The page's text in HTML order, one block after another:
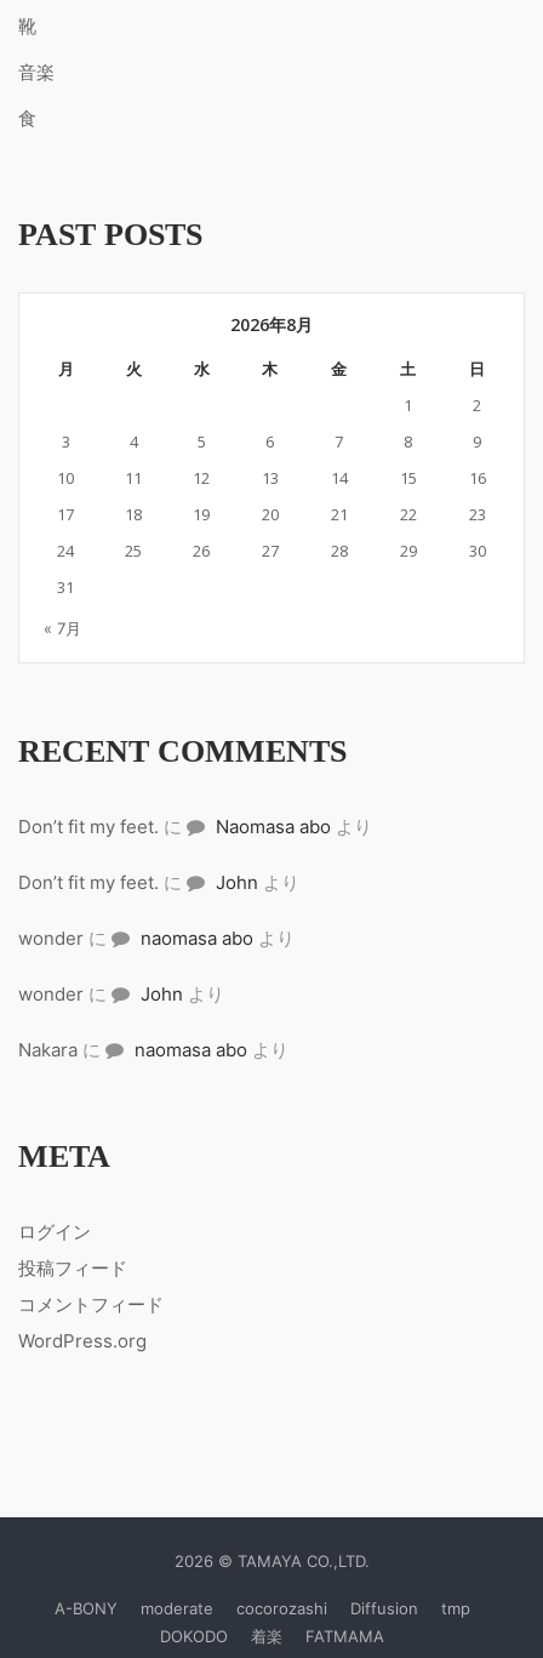
靴
音楽
食
PAST POSTS
2026年8月
月 火 水 木 金 土
日
1
2
3
4 5 6 7 8
9
10
11 12 13 14 15
16
17
18 19 20 21 22
23
24
25 26 27 28 29
30
31
« 7月
RECENT COMMENTS
Don’t fit my feet. に Naomasa abo より
Don’t fit my feet. に John より
wonder に naomasa abo より
wonder に John より
Nakara に naomasa abo より
META
ログイン
投稿フィード
コメントフィード
WordPress.org
2026 © TAMAYA CO.,LTD.
A-BONY moderate cocorozashi Diffusion
tmp
DOKODO
着楽 FATMAMA